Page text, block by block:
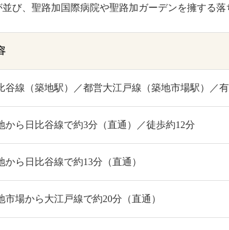
び、聖路加国際病院や聖路加ガーデンを擁する落
谷線（築地駅）／都営大江戸線（築地市場駅）／
から日比谷線で約3分（直通）／徒歩約12分
から日比谷線で約13分（直通）
市場から大江戸線で約20分（直通）